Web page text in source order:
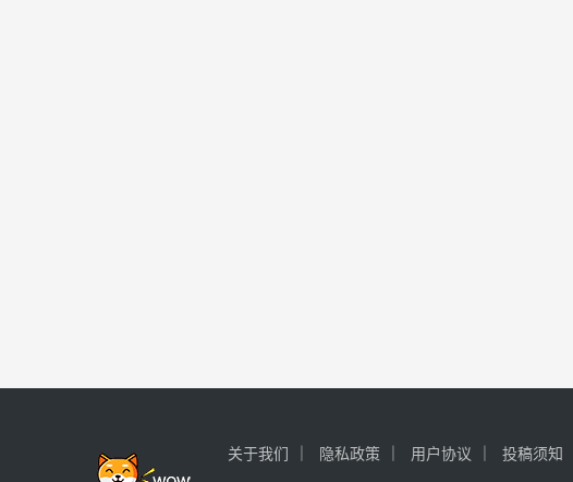
关于我们 隐私政策 用户协议 投稿须知